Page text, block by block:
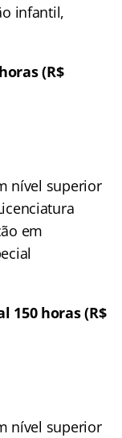
infantil,
(R$
nível superior
em
150 horas (R$
nível superior